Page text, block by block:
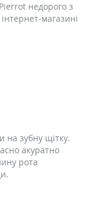
недорого з
магазині
на зубну щітку.
акуратно
рота